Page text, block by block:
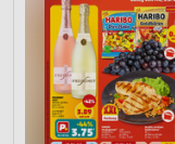
IAB-Verarbeitungszwecke:
Speichern von
auf einem Endgerät
Verwendung
Werbeanzeigen